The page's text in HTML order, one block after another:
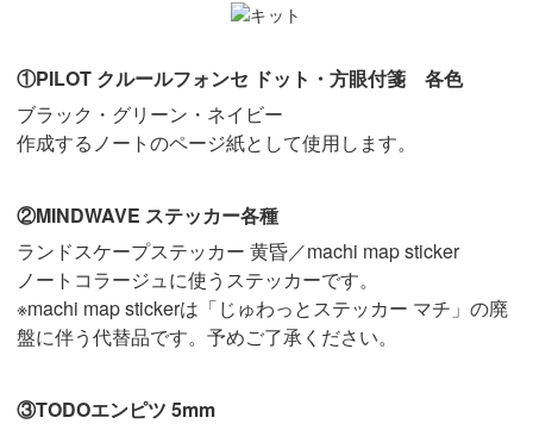
①PILOT クルールフォンセ ドット・方眼付箋 各色
ブラック・グリーン・ネイビー
作成するノートのページ紙として使用します。
②MINDWAVE ステッカー各種
ランドスケープステッカー 黄昏／machi map sticker
ノートコラージュに使うステッカーです。
※machi map stickerは「じゅわっとステッカー マチ」の廃
盤に伴う代替品です。予めご了承ください。
③TODOエンピツ 5mm